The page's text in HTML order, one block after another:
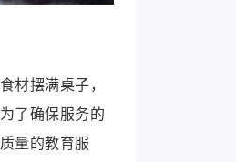
材摆满桌子，
了确保服务的
量的教育服